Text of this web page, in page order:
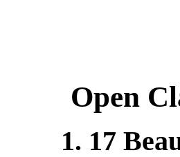
Open
1. 17